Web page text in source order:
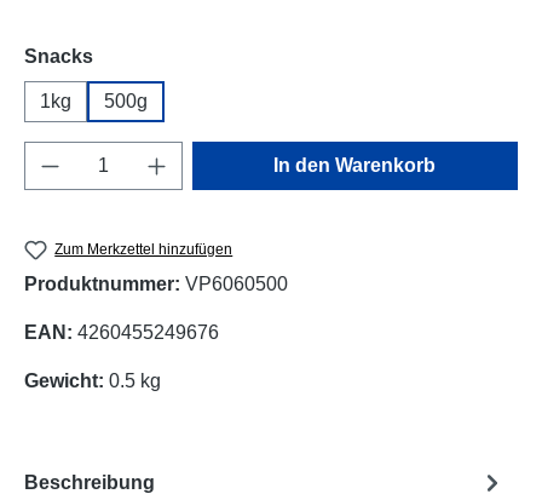
Snacksauswählen
1kg 500g
Produkt Anzahl: Gib den gewünschten
In den Warenkorb
Zum Merkzettel hinzufügen
Produktnummer: VP6060500
EAN: 4260455249676
Gewicht: 0.5 kg
Beschreibung